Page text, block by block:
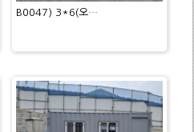
B0047) 3*6(오…